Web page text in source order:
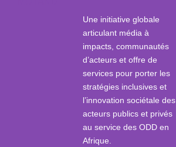
Une initiative globale
articulant média à
impacts, communautés
d’acteurs et offre de
services pour porter les
stratégies inclusives et
l’innovation sociétale des
acteurs publics et privés
au service des ODD en
Afrique.